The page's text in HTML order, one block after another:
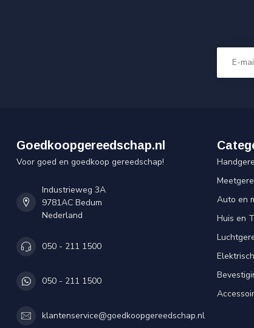
Goedkoopgereedschap.nl
Voor goed en goedkoop gereedschap!
Industrieweg 3A
9781AC Bedum
Nederland
050 - 211 1500
050 - 211 1500
klantenservice@goedkoopgereedschap.nl
Auto en
Huis en